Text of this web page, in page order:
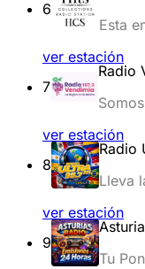
6
Esta
del
7
Radio
ver estación
8
Radio
Lleva
ver estación
9
Tu
ver estación